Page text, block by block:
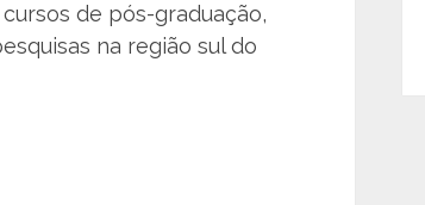
de pós-graduação,
na região sul do